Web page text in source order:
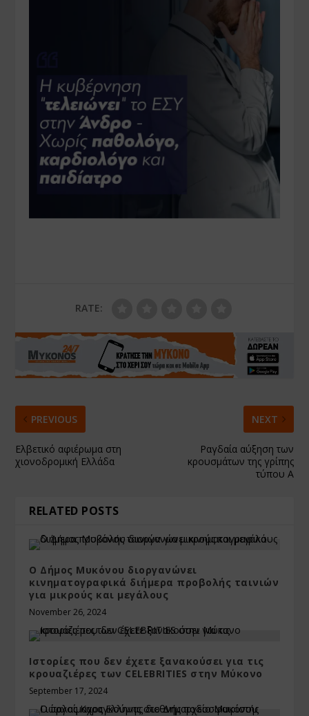
RATE:
PREVIOUS
Ελβετικό αφιέρωμα στη
χιονοδρομική Ελλάδα
NEXT
Ραγδαία αύξηση των
κρουσμάτων της γρίπης
τύπου Α
RELATED POSTS
Ο Δήμος Μυκόνου διοργανώνει
κινηματογραφικά διήμερα προβολής ταινιών
για μικρούς και μεγάλους
November 26, 2024
Ιστορίες που δεν έχετε ξανακούσει για τις
κρουαζιέρες των CELEBRITIES στην Μύκονο
September 17, 2024